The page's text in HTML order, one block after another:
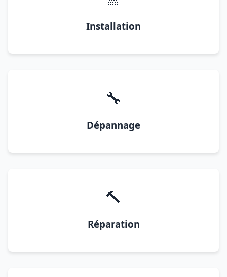
Installation
🔧
Dépannage
🔨
Réparation